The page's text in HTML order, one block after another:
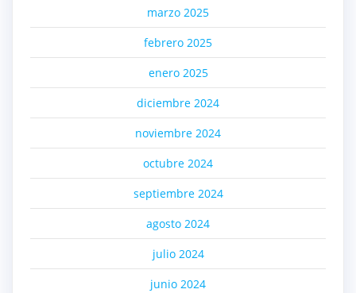
marzo 2025
febrero 2025
enero 2025
diciembre 2024
noviembre 2024
octubre 2024
septiembre 2024
agosto 2024
julio 2024
junio 2024